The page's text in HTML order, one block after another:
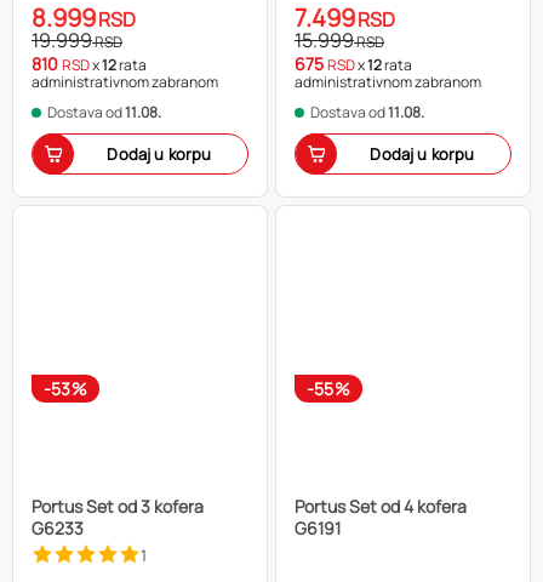
8.999RSD
19.999RSD
810RSDx12rata
administrativnom zabranom
Dostava od11.08.
Dodaj u korpu
7.499RSD
15.999RSD
675RSDx12rata
administrativnom zabranom
Dostava od11.08.
Dodaj u korpu
-53%
Portus Set od 3 kofera
G6233
1
-55%
Portus Set od 4 kofera
G6191